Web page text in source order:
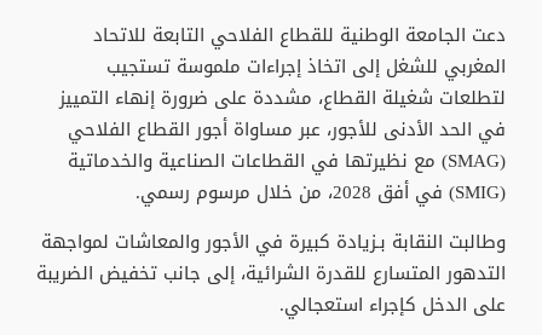
دعت الجامعة الوطنية للقطاع الفلاحي التابعة للاتحاد
المغربي للشغل إلى اتخاذ إجراءات ملموسة تستجيب
لتطلعات شغيلة القطاع، مشددة على ضرورة إنهاء التمييز
في الحد الأدنى للأجور، عبر مساواة أجور القطاع الفلاحي
(SMAG) مع نظيرتها في القطاعات الصناعية والخدماتية
(SMIG) في أفق 2028، من خلال مرسوم رسمي.
وطالبت النقابة بـزيادة كبيرة في الأجور والمعاشات لمواجهة
التدهور المتسارع للقدرة الشرائية، إلى جانب تخفيض الضريبة
على الدخل كإجراء استعجالي.